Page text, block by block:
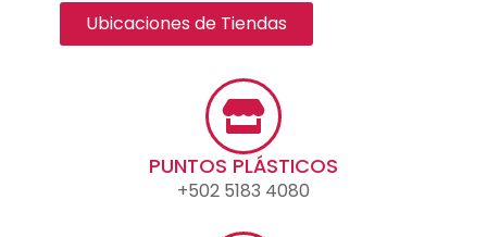
Ubicaciones de Tiendas
PUNTOS PLÁSTICOS
+502 5183 4080